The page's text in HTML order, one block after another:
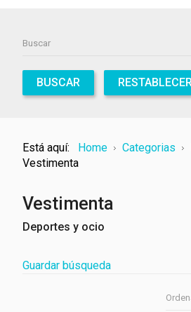
BUSCAR
Está aquí: Home Categorias
Vestimenta
Vestimenta
Deportes y ocio
Guardar búsqueda